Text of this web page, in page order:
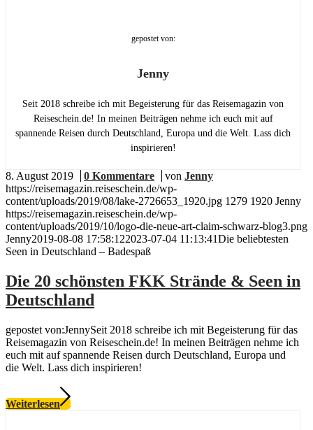
gepostet von:
Jenny
Seit 2018 schreibe ich mit Begeisterung für das Reisemagazin von
Reiseschein.de! In meinen Beiträgen nehme ich euch mit auf
spannende Reisen durch Deutschland, Europa und die Welt. Lass dich
inspirieren!
8. August 2019 0 Kommentare von Jenny
https://reisemagazin.reiseschein.de/wp-
content/uploads/2019/08/lake-2726653_1920.jpg 1279 1920 Jenny
https://reisemagazin.reiseschein.de/wp-
content/uploads/2019/10/logo-die-neue-art-claim-schwarz-blog3.png
Jenny2019-08-08 17:58:122023-07-04 11:13:41Die beliebtesten
Seen in Deutschland – Badespaß
Die 20 schönsten FKK Strände & Seen in
Deutschland
gepostet von:JennySeit 2018 schreibe ich mit Begeisterung für das
Reisemagazin von Reiseschein.de! In meinen Beiträgen nehme ich
euch mit auf spannende Reisen durch Deutschland, Europa und
die Welt. Lass dich inspirieren!
Weiterlesen